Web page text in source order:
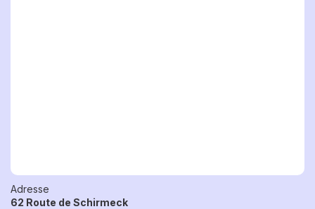
Adresse
62 Route de Schirmeck